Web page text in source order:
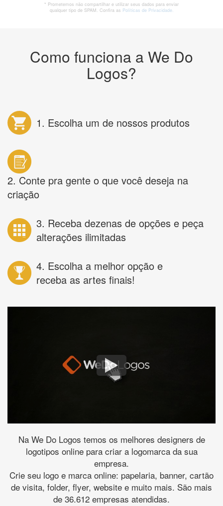
* Prometemos não compartilhar e utilizar seus dados para enviar
qualquer tipo de SPAM. Confira as Políticas de Privacidade.
Como funciona a We Do
Logos?
1. Escolha um de nossos produtos
2. Conte pra gente o que você deseja na
criação
3. Receba dezenas de opções e peça
alterações ilimitadas
4. Escolha a melhor opção e
receba as artes finais!
Na We Do Logos temos os melhores designers de
logotipos online para criar a logomarca da sua
empresa.
Crie seu logo e marca online: papelaria, banner, cartão
de visita, folder, flyer, website e muito mais. São mais
de 36.612 empresas atendidas.